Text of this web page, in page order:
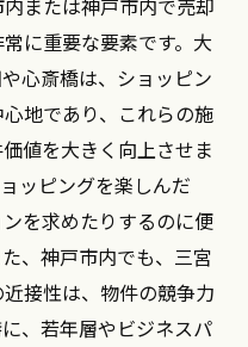
または神戸市内で売却
に重要な要素です。大
心斎橋は、ショッピン
地であり、これらの施
値を大きく向上させま
ッピングを楽しんだ
を求めたりするのに便
、神戸市内でも、三宮
接性は、物件の競争力
、若年層やビジネスパ